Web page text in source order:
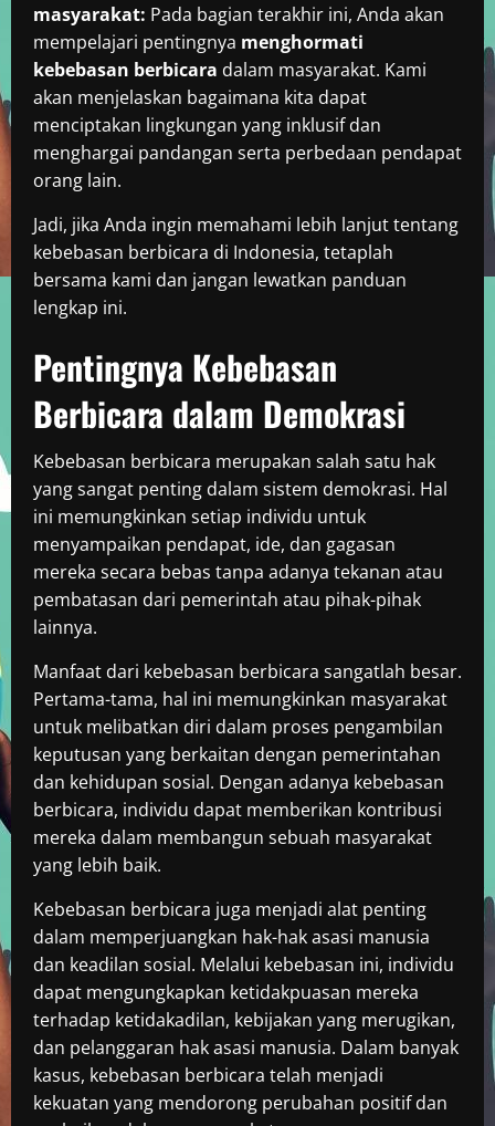
masyarakat: Pada bagian terakhir ini, Anda akan
mempelajari pentingnya menghormati
kebebasan berbicara dalam masyarakat. Kami
akan menjelaskan bagaimana kita dapat
menciptakan lingkungan yang inklusif dan
menghargai pandangan serta perbedaan pendapat
orang lain.
Jadi, jika Anda ingin memahami lebih lanjut tentang
kebebasan berbicara di Indonesia, tetaplah
bersama kami dan jangan lewatkan panduan
lengkap ini.
Pentingnya Kebebasan
Berbicara dalam Demokrasi
Kebebasan berbicara merupakan salah satu hak
yang sangat penting dalam sistem demokrasi. Hal
ini memungkinkan setiap individu untuk
menyampaikan pendapat, ide, dan gagasan
mereka secara bebas tanpa adanya tekanan atau
pembatasan dari pemerintah atau pihak-pihak
lainnya.
Manfaat dari kebebasan berbicara sangatlah besar.
Pertama-tama, hal ini memungkinkan masyarakat
untuk melibatkan diri dalam proses pengambilan
keputusan yang berkaitan dengan pemerintahan
dan kehidupan sosial. Dengan adanya kebebasan
berbicara, individu dapat memberikan kontribusi
mereka dalam membangun sebuah masyarakat
yang lebih baik.
Kebebasan berbicara juga menjadi alat penting
dalam memperjuangkan hak-hak asasi manusia
dan keadilan sosial. Melalui kebebasan ini, individu
dapat mengungkapkan ketidakpuasan mereka
terhadap ketidakadilan, kebijakan yang merugikan,
dan pelanggaran hak asasi manusia. Dalam banyak
kasus, kebebasan berbicara telah menjadi
kekuatan yang mendorong perubahan positif dan